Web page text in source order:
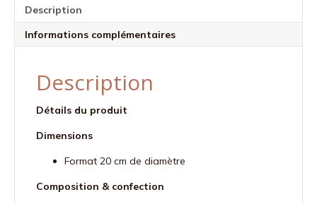
Description
Informations complémentaires
Description
Détails du produit
Dimensions
Format 20 cm de diamètre
Composition & confection